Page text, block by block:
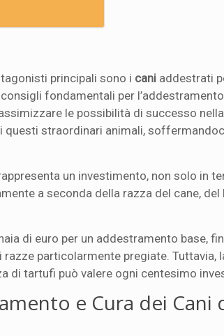
principali sono i cani addestrati
fondamentali per
le possibilità di successo
questi straordinari animali,
un investimento, non solo in
a seconda della razza del cane, del
di euro per un addestramento base,
particolarmente pregiate. Tuttavia,
di tartufi può valere ogni centesimo
e Cura dei Cani